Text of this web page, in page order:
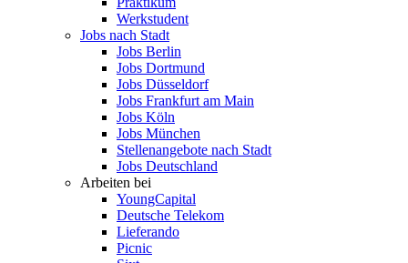
Werkstudent
Jobs nach Stadt
Jobs Berlin
Jobs Dortmund
Jobs Düsseldorf
Jobs Frankfurt am Main
Jobs Köln
Jobs München
Stellenangebote nach Stadt
Jobs Deutschland
Arbeiten bei
YoungCapital
Deutsche Telekom
Lieferando
Picnic